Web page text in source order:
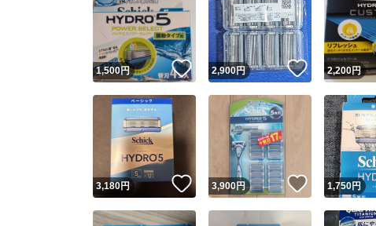
1,500円 いいね！
2,900円 いいね！
2,200円
3,180円 いいね！
3,900円 いいね！
1,750円